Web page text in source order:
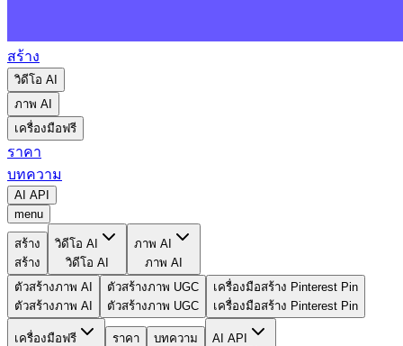
สร้าง
วิดีโอ AI
ภาพ AI
เครื่องมือฟรี
ราคา
บทความ
AI API
menu
สร้าง
สร้าง
วิดีโอ AI
วิดีโอ AI
ภาพ AI
ภาพ AI
ตัวสร้างภาพ AI
ตัวสร้างภาพ AI
ตัวสร้างภาพ UGC
ตัวสร้างภาพ UGC
เครื่องมือสร้าง Pinterest Pin
เครื่องมือสร้าง Pinterest Pin
เครื่องมือฟรี
ราคา
บทความ
AI API